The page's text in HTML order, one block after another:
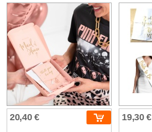
20,40 € 19,30 €